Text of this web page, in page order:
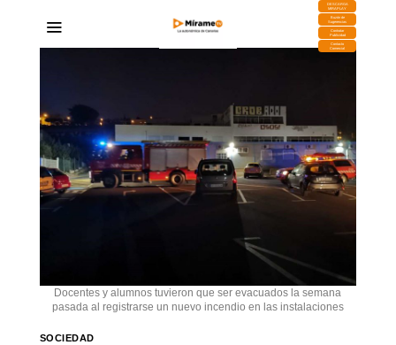
DESCARGA
MIRAPLAY
Buzón de
Sugerencias
Contratar
Publicidad
Contacto
Comercial
Docentes y alumnos tuvieron que ser evacuados la semana
pasada al registrarse un nuevo incendio en las instalaciones
SOCIEDAD